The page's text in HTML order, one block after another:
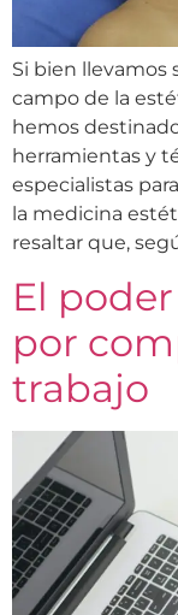
Si bien llevamos
campo de la
hemos
herramientas y
especialistas
la medicina
resaltar que,
El
por
trabajo